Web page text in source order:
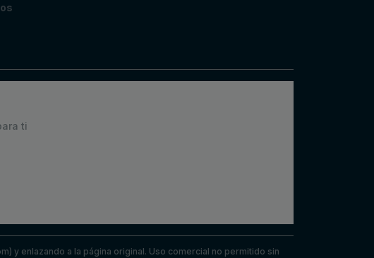
ti
y enlazando a la página original. Uso comercial no permitido sin